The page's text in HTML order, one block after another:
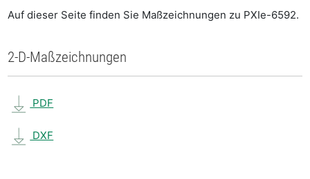
Auf dieser Seite finden Sie Maßzeichnungen zu PXIe-6592.
2-D-Maßzeichnungen
PDF
DXF